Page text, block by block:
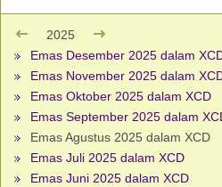
2025
Emas Desember 2025 dalam
Emas November 2025 dalam
Emas Oktober 2025 dalam XCD
Emas September 2025 dalam
Emas Agustus 2025 dalam XCD
Emas Juli 2025 dalam XCD
Emas Juni 2025 dalam XCD